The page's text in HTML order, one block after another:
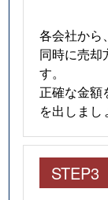
各会社から
同時に売却
す。
正確な金額
を出しまし
STEP3